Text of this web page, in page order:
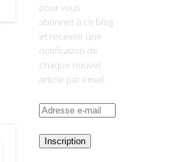
pour vous
abonner à ce blog
et recevoir une
notification de
chaque nouvel
article par email.
Adresse
mailInscription